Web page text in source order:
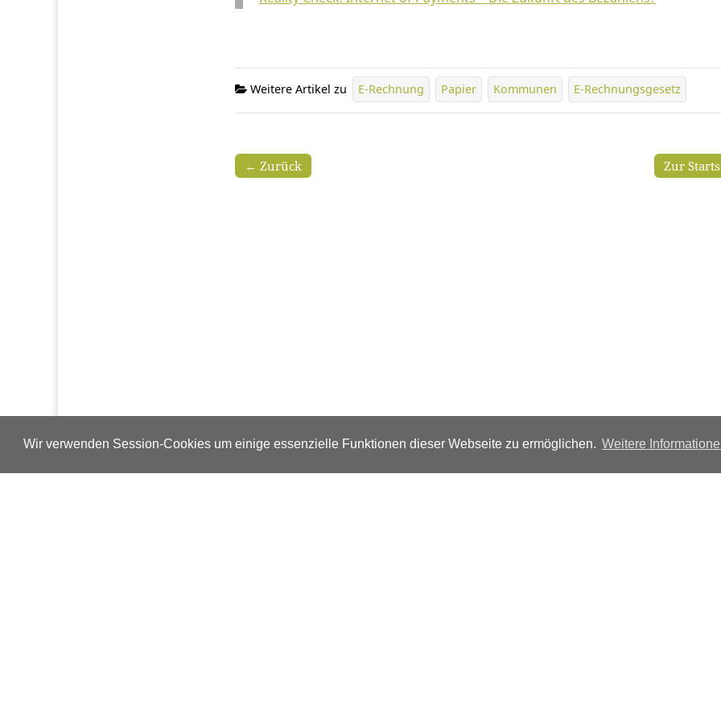
Wir verwenden Session-Cookies um einige essenzielle Funktionen dieser Webseite zu ermöglichen. Weitere
Weitere Artikel zu E-Rechnung Papier Kommunen E-Rechnungsgesetz
Zur
← Zurück